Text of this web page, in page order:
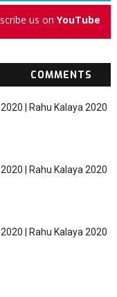
us onYouTube
COMMENTS
| Rahu Kalaya 2020
| Rahu Kalaya 2020
| Rahu Kalaya 2020